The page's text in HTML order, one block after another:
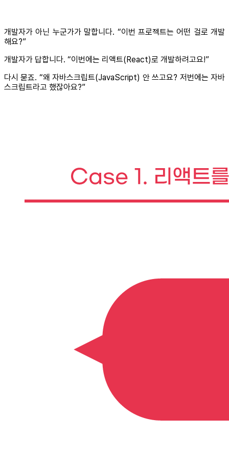
개발자가 아닌 누군가가 말합니다. “이번 프로젝트는 어떤 걸로 개발
해요?”
개발자가 답합니다. “이번에는 리액트(React)로 개발하려고요!”
다시 묻죠. “왜 자바스크립트(JavaScript) 안 쓰고요? 저번에는 자바
스크립트라고 했잖아요?”